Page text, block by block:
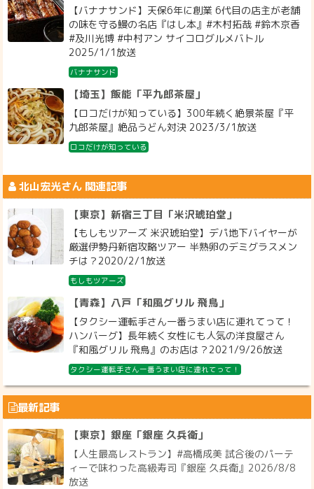
【バナナサンド】天保6年に創業 6代目の店主が老舗
の味を守る鰻の名店『はし本』#木村拓哉 #鈴木京香
#及川光博 #中村アン サイコログルメバトル
2025/1/1放送
バナナサンド
【埼玉】飯能「平九郎茶屋」
【ロコだけが知っている】300年続く絶景茶屋『平
九郎茶屋』絶品うどん対決 2023/3/1放送
ロコだけが知っている
北山宏光さん 関連記事
【東京】新宿三丁目「米沢琥珀堂」
【もしもツアーズ 米沢琥珀堂】デパ地下バイヤーが
厳選伊勢丹新宿攻略ツアー 半熟卵のデミグラスメン
チは？2020/2/1放送
もしもツアーズ
【青森】八戸「和風グリル 飛鳥」
【タクシー運転手さん一番うまい店に連れてって！
ハンバーグ】長年続く女性にも人気の洋食屋さん
『和風グリル 飛鳥』のお店は？2021/9/26放送
タクシー運転手さん一番うまい店に連れてって！
最新記事
【東京】銀座「銀座 久兵衛」
【人生最高レストラン】#高橋成美 試合後のパーテ
ィーで味わった高級寿司『銀座 久兵衛』2026/8/8
放送